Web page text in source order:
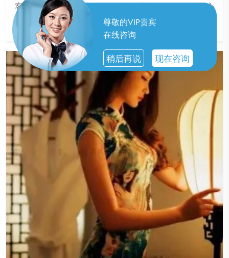
尊敬的VIP贵宾
在线咨询
稍后再说 现在咨询
客建立良好的沟通，了解顾客的需求，提供更加贴心
的服务。